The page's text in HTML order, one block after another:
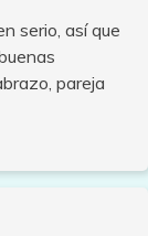
serio, así que
pareja